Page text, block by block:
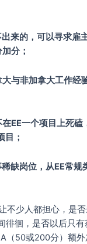
来的，可以寻求雇
分；
与非加拿大工作经
EE一个项目上死磕
目；
缺岗位，从EE常规
不少人都担心，是
徊，是否以后只有
（50或200分）额